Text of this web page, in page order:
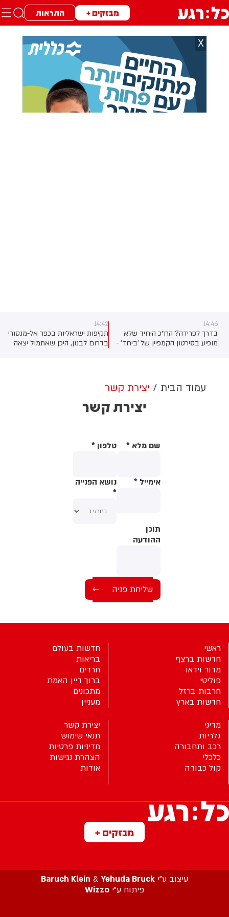
מבזקים + התראות
X
14:46
בדרך לפרידה? הח״כ היחיד שלא
מופיע בסירטון הקמפיין של 'ביחד' -
14:42
תקיפות ישראליות בכפר אל-מנסורי
בדרום לבנון, היכן שאתמול יצאה
עמוד הבית יצירת קשר
יצירת קשר
שם מלא * טלפון *
אימייל *
נושא הפנייה
*
תוכן
ההודעה
מבזקים +
ראשי
חדשות ברצף
מדור וידאו
פוליטי
חרבות ברזל
חדשות בארץ
חדשות בעולם
בריאות
חרדים
ברוך דיין האמת
מתכונים
מעניין
מדיני
גלריות
רכב ותחבורה
כלכלי
קול כבודה
יצירת קשר
תנאי שימוש
מדיניות פרטיות
הצהרת נגישות
אודות
עיצוב ע”י Baruch Klein & Yehuda Bruck
פיתוח ע”י Wizzo